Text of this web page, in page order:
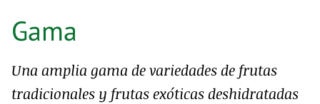
Gama
Una amplia gama de variedades de frutas
tradicionales y frutas exóticas deshidratadas